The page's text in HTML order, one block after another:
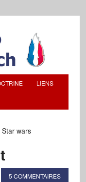
LIENS
wars
5 COMMENTAIRES